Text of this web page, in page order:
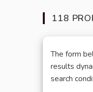
118
The form
results
search